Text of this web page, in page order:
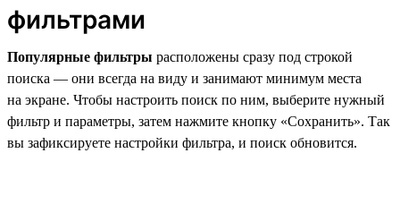
фильтрами
Популярные фильтры расположены сразу под строкой
поиска — они всегда на виду и занимают минимум места
на экране. Чтобы настроить поиск по ним, выберите нужный
фильтр и параметры, затем нажмите кнопку «Сохранить». Так
вы зафиксируете настройки фильтра, и поиск обновится.